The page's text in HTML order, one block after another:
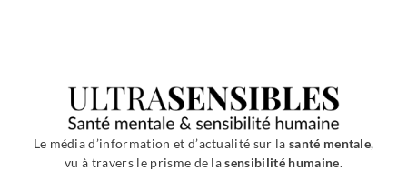
Le média d’information et d’actualité sur la santé mentale,
vu à travers le prisme de lasensibilité humaine.